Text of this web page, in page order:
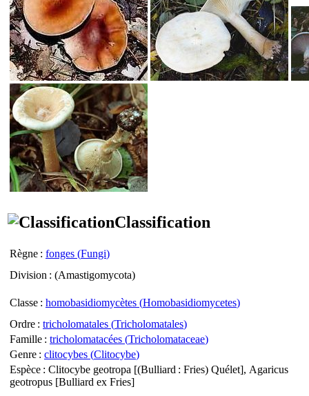
Classification
Règne : fonges (Fungi)
Division : (Amastigomycota)
Classe : homobasidiomycètes (Homobasidiomycetes)
Ordre : tricholomatales (Tricholomatales)
Famille : tricholomatacées (Tricholomataceae)
Genre : clitocybes (Clitocybe)
Espèce : Clitocybe geotropa [(Bulliard : Fries) Quélet], Agaricus
geotropus [Bulliard ex Fries]